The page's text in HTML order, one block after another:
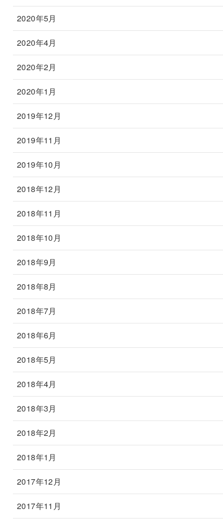
2020年5月
2020年4月
2020年2月
2020年1月
2019年12月
2019年11月
2019年10月
2018年12月
2018年11月
2018年10月
2018年9月
2018年8月
2018年7月
2018年6月
2018年5月
2018年4月
2018年3月
2018年2月
2018年1月
2017年12月
2017年11月